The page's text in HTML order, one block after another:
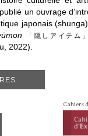
un ouvrage
japonais (shunga
「隠しアイテム
, 2022).
Cahiers